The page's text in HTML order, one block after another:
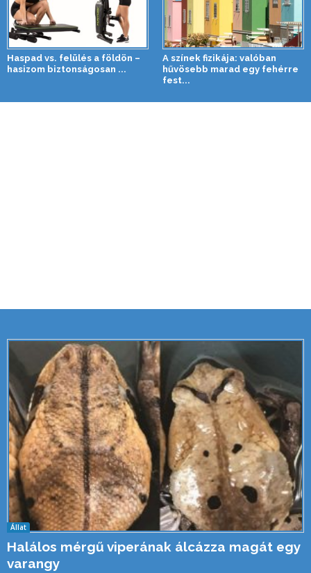
Haspad vs. felülés a földön –
hasizom biztonságosan ...
A színek fizikája: valóban
hűvösebb marad egy fehérre
fest...
Állat
Halálos mérgű viperának álcázza magát egy
varangy